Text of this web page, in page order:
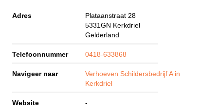
Adres
Plataanstraat 28
5331GN Kerkdriel
Gelderland
Telefoonnummer 0418-633868
Navigeer naar
Verhoeven Schildersbedrijf A in
Kerkdriel
Website -